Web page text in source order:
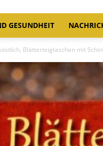
GESUNDHEIT
Blätterteigtaschen mit